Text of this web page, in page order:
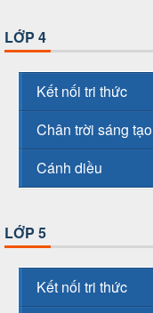
LỚP 4
Kết nối tri thức
Chân trời sáng tạo
Cánh diều
LỚP 5
Kết nối tri thức